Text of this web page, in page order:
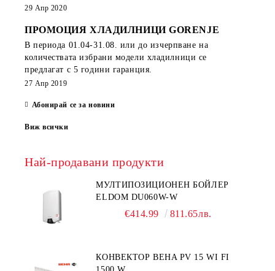
29 Апр 2020
ПРОМОЦИЯ ХЛАДИЛНИЦИ GORENJE
В периода 01.04-31.08.
или до изчерпване на
количествата избрани модели хладилници се
предлагат с 5 години гаранция.
27 Апр 2019
Абонирай се за новини
Виж всички
Най-продавани продукти
МУЛТИПОЗИЦИОНЕН БОЙЛЕР
ELDOM DU060W-W
€414.99 811.65лв.
КОНВЕКТОР BEHA PV 15 WI FI